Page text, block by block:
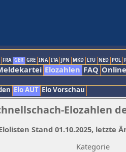
FRA GER GRE INA ITA JPN MKD LTU NED POL
Elozahlen FAQ
Elo AUT Elo Vorschau
Elozahlen
Kategorie
Stand 01.10.2025, letzte